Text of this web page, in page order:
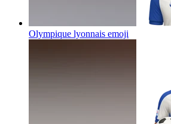
Olympique lyonnais emoji